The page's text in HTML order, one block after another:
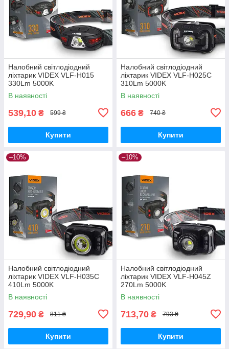
Налобний світлодіодний
ліхтарик VIDEX VLF-H015
330Lm 5000K
В наявності
539,10 ₴ 599 ₴
Купити
Налобний світлодіодний
ліхтарик VIDEX VLF-H025C
310Lm 5000K
В наявності
666 ₴ 740 ₴
Купити
–10%
Налобний світлодіодний
ліхтарик VIDEX VLF-H035C
410Lm 5000K
В наявності
729,90 ₴ 811 ₴
Купити
–10%
Налобний світлодіодний
ліхтарик VIDEX VLF-H045Z
270Lm 5000K
В наявності
713,70 ₴ 793 ₴
Купити